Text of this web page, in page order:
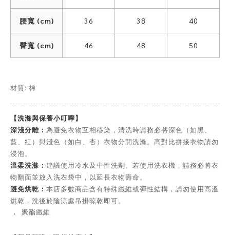
腰寬 (cm) 36 38 40
臀寬 (cm) 46 48 50
材質: 棉
【洗滌與保養小叮嚀】
深淺分離： 為避免衣物互相移染，清洗時請務必將深色（如黑、
藍、紅）與淺色（如白、杏）衣物分開洗滌。高對比拼接衣物請勿
浸泡。
溫柔洗滌： 建議使用冷水及中性洗劑。若使用洗衣機，請務必將衣
物翻面並放入洗衣袋中，以延長衣物壽命。
避免烘乾： 本店多數商品含有特殊纖維或彈性結構，請勿使用高溫
烘乾，洗後於陰涼處吊掛晾乾即可。
． 聚酯纖維